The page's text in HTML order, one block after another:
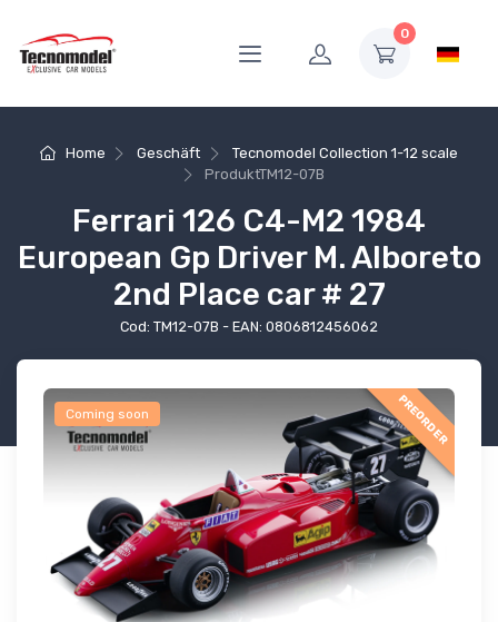
0
Home Geschäft
Tecnomodel Collection 1-12 scale
ProduktTM12-07B
Ferrari 126 C4-M2 1984
European Gp Driver M. Alboreto
2nd Place car # 27
Cod: TM12-07B - EAN: 0806812456062
Coming soon PREORDER